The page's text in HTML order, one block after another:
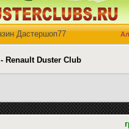
Дастершоп77
Renault Duster Club